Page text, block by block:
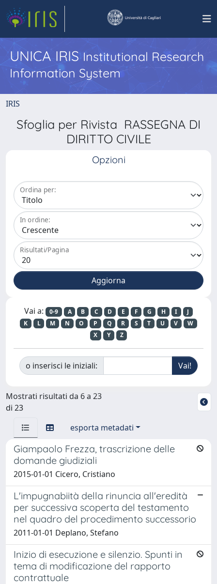
UNICA IRISInstitutional Research
Information System
IRIS
Sfoglia per Rivista RASSEGNA DI
DIRITTO CIVILE
Opzioni
Ordina per:
In ordine:
Risultati/Pagina
Vai a: 0-9 A B C D E F G H I
J
K
L M N O P Q R S T U V
W
X
Y Z
o inserisci le iniziali:
Mostrati risultati da 6 a 23
di 23
esporta metadati
Giampaolo Frezza, trascrizione delle
domande giudiziali
2015-01-01 Cicero, Cristiano
L'impugnabiità della rinuncia all'eredità
per successiva scoperta del testamento
nel quadro del procedimento successorio
2011-01-01 Deplano, Stefano
Inizio di esecuzione e silenzio. Spunti in
tema di modificazione del rapporto
contrattuale